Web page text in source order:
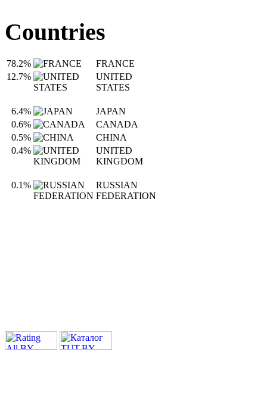
Countries
78.2%
FRANCE
12.7%
UNITED
STATES
6.4%
JAPAN
0.6%
CANADA
0.5%
CHINA
0.4%
UNITED
KINGDOM
0.1%
RUSSIAN
FEDERATION